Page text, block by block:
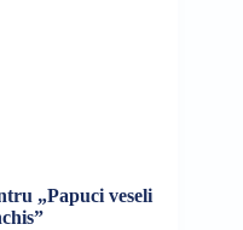
„Papuci veseli